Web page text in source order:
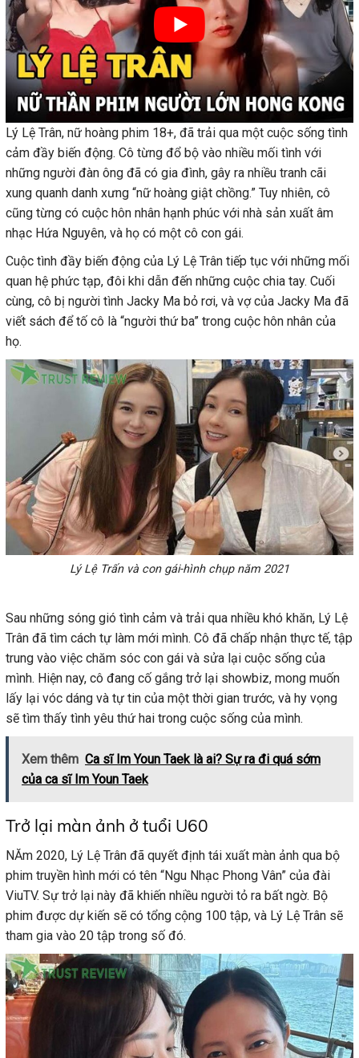
Lý Lệ Trân, nữ hoàng phim 18+, đã trải qua một cuộc sống tình
cảm đầy biến động. Cô từng đổ bộ vào nhiều mối tình với
những người đàn ông đã có gia đình, gây ra nhiều tranh cãi
xung quanh danh xưng “nữ hoàng giật chồng.” Tuy nhiên, cô
cũng từng có cuộc hôn nhân hạnh phúc với nhà sản xuất âm
nhạc Hứa Nguyên, và họ có một cô con gái.
Cuộc tình đầy biến động của Lý Lệ Trân tiếp tục với những mối
quan hệ phức tạp, đôi khi dẫn đến những cuộc chia tay. Cuối
cùng, cô bị người tình Jacky Ma bỏ rơi, và vợ của Jacky Ma đã
viết sách để tố cô là “người thứ ba” trong cuộc hôn nhân của
họ.
Lý Lệ Trấn và con gái-hình chụp năm 2021
Sau những sóng gió tình cảm và trải qua nhiều khó khăn, Lý Lệ
Trân đã tìm cách tự làm mới mình. Cô đã chấp nhận thực tế, tập
trung vào việc chăm sóc con gái và sửa lại cuộc sống của
mình. Hiện nay, cô đang cố gắng trở lại showbiz, mong muốn
lấy lại vóc dáng và tự tin của một thời gian trước, và hy vọng
sẽ tìm thấy tình yêu thứ hai trong cuộc sống của mình.
Xem thêm Ca sĩ Im Youn Taek là ai? Sự ra đi quá sớm
của ca sĩ Im Youn Taek
Trở lại màn ảnh ở tuổi U60
NĂm 2020, Lý Lệ Trân đã quyết định tái xuất màn ảnh qua bộ
phim truyền hình mới có tên “Ngu Nhạc Phong Vân” của đài
ViuTV. Sự trở lại này đã khiến nhiều người tỏ ra bất ngờ. Bộ
phim được dự kiến sẽ có tổng cộng 100 tập, và Lý Lệ Trân sẽ
tham gia vào 20 tập trong số đó.